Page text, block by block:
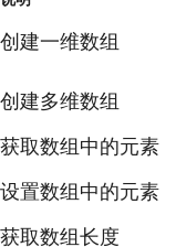
创建一维数组
创建多维数组
获取数组中的元素
设置数组中的元素
获取数组长度